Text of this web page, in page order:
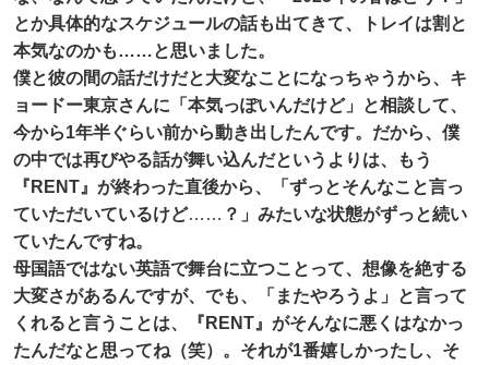
とか具体的なスケジュールの話も出てきて、トレイは割と
本気なのかも……と思いました。
僕と彼の間の話だけだと大変なことになっちゃうから、キ
ョードー東京さんに「本気っぽいんだけど」と相談して、
今から1年半ぐらい前から動き出したんです。だから、僕
の中では再びやる話が舞い込んだというよりは、もう
『RENT』が終わった直後から、「ずっとそんなこと言っ
ていただいているけど…… ？」みたいな状態がずっと続い
ていたんですね。
母国語ではない英語で舞台に立つことって、想像を絶する
大変さがあるんですが、でも、「またやろうよ」と言って
くれると言うことは、『RENT』がそんなに悪くはなかっ
たんだなと思ってね（笑）。それが1番嬉しかったし、そ